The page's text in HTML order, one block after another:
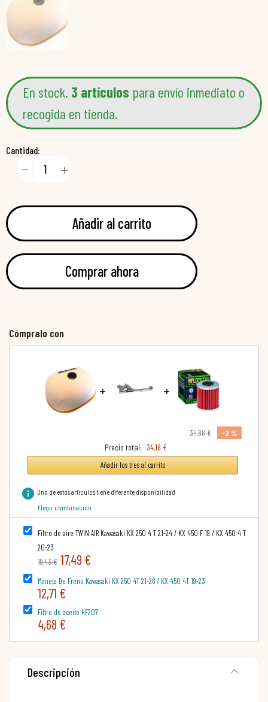
En stock. 3 artículos para envío inmediato o
recogida en tienda.
Cantidad:
Añadir al carrito
Comprar ahora
Cómpralo con
+ +
34,88 €
-2 %
Precio total: 34,18 €
Añadir los tres al carrito
info Uno de estos artículos tiene diferente disponibilidad
Elegir combinación
Filtro de aire TWIN AIR Kawasaki KX 250 4 T 21-24 / KX 450 F 19 / KX 450 4 T
20-23
19,43 € 17,49 €
Maneta De Freno Kawasaki KX 250 4T 21-26 / KX 450 4T 19-23
12,71 €
Filtro de aceite HF207
4,68 €
Descripción